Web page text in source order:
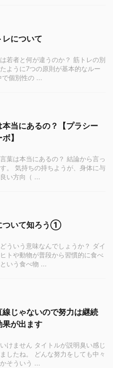
について
若者と何が違うのか？ 筋トレの別
ように7つの原則が基本的なルー
で個別性の ...
当にあるの？【プラシー
】
葉は本当にあるの？ 結論から言っ
。 気持ちの持ちようが、身体に与
い方向（ ...
ついて知ろう①
ういう意味なんでしょうか？ ダイ
トや動物が普段から習慣的に食べ
いう食べ物 ...
線じゃないので努力は継続
果が出ます
けません タイトルが説明臭い感じ
したね。 どんな努力をしても中々
そういう ...